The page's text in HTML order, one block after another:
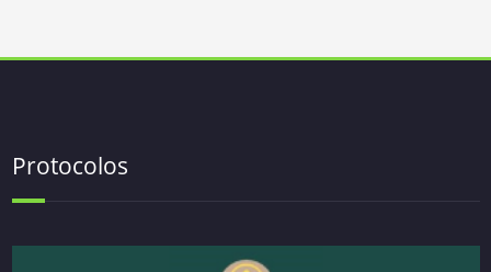
Protocolos